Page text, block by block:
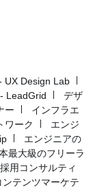
UX Design Lab
LeadGrid
デザ
ー
インフラエ
ワーク
エンジ
エンジニアの
最大級のフリーラ
採用コンサルティ
ンテンツマーケテ